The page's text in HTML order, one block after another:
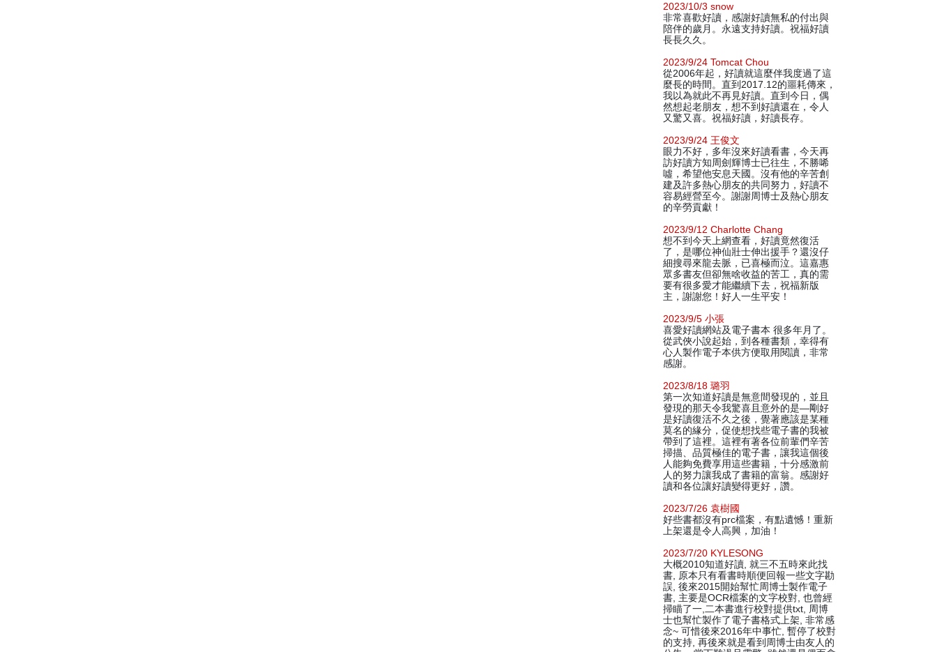
2023/10/3 snow
非常喜歡好讀，感謝好讀無私的付出與
陪伴的歲月。永遠支持好讀。祝福好讀
長長久久。
2023/9/24 Tomcat Chou
從2006年起，好讀就這麼伴我度過了這
麼長的時間。直到2017.12的噩耗傳來，
我以為就此不再見好讀。直到今日，偶
然想起老朋友，想不到好讀還在，令人
又驚又喜。祝福好讀，好讀長存。
2023/9/24 王俊文
眼力不好，多年沒來好讀看書，今天再
訪好讀方知周劍輝博士已往生，不勝唏
噓，希望他安息天國。沒有他的辛苦創
建及許多熱心朋友的共同努力，好讀不
容易經營至今。謝謝周博士及熱心朋友
的辛勞貢獻！
2023/9/12 Charlotte Chang
想不到今天上網查看，好讀竟然復活
了，是哪位神仙壯士伸出援手？還沒仔
細搜尋來龍去脈，已喜極而泣。這嘉惠
眾多書友但卻無啥收益的苦工，真的需
要有很多愛才能繼續下去，祝福新版
主，謝謝您！好人一生平安！
2023/9/5 小張
喜愛好讀網站及電子書本 很多年月了。
從武俠小說起始，到各種書類，幸得有
心人製作電子本供方便取用閱讀，非常
感謝。
2023/8/18 璐羽
第一次知道好讀是無意間發現的，並且
發現的那天令我驚喜且意外的是—剛好
是好讀復活不久之後，覺著應該是某種
莫名的緣分，促使想找些電子書的我被
帶到了這裡。這裡有著各位前輩們辛苦
掃描、品質極佳的電子書，讓我這個後
人能夠免費享用這些書籍，十分感激前
人的努力讓我成了書籍的富翁。感謝好
讀和各位讓好讀變得更好，讚。
2023/7/26 袁樹國
好些書都沒有prc檔案，有點遺憾！重新
上架還是令人高興，加油！
2023/7/20 KYLESONG
大概2010知道好讀, 就三不五時來此找
書, 原本只有看書時順便回報一些文字勘
誤, 後來2015開始幫忙周博士製作電子
書, 主要是OCR檔案的文字校對, 也曾經
掃瞄了一,二本書進行校對提供txt, 周博
士也幫忙製作了電子書格式上架, 非常感
念~ 可惜後來2016年中事忙, 暫停了校對
的支持, 再後來就是看到周博士由友人的